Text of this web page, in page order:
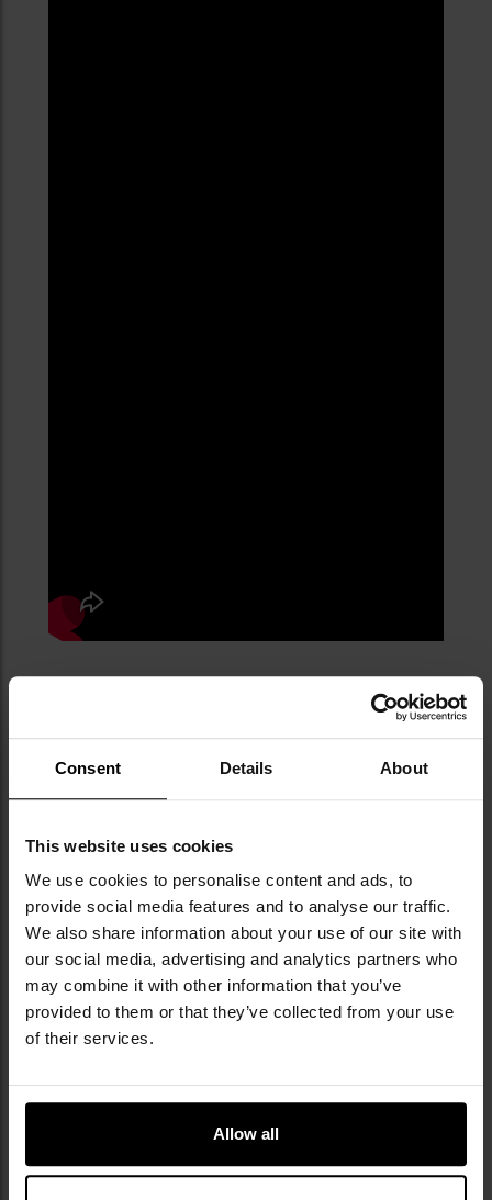
Consent Details About
This website uses cookies
We use cookies to personalise content and ads, to
provide social media features and to analyse our traffic.
We also share information about your use of our site with
our social media, advertising and analytics partners who
may combine it with other information that you’ve
provided to them or that they’ve collected from your use
of their services.
Allow all
- класичний камуфляжний візерунок,
запроваджений в американських збройних силах
на початку 1980-х років, створений на основі
попереднього камуфляжу ERDL. Протягом понад
двох десятиліть він залишався стандартним
візерунком, що використовувався армією США, аж
до кінця першого десятиліття XXI століття.
плямами відтінків зеленого, коричневого,
бежевого та чорного кольорів, що забезпечує
хороші маскувальні та деформуючі властивості,
ефективності та глобальній впізнаваності він